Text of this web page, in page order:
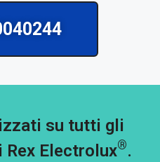
su tutti gli
Electrolux®.